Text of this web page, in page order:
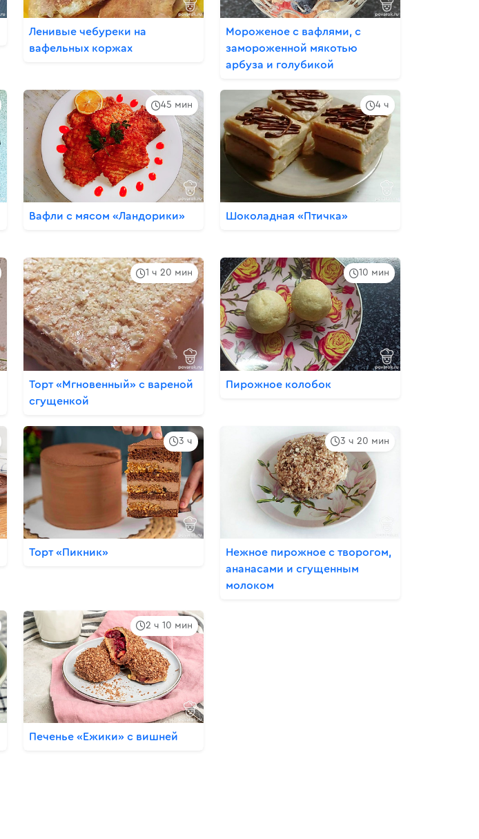
Ленивые чебуреки на
вафельных коржах
Мороженое с вафлями, с
замороженной мякотью
арбуза и голубикой
45 мин
Вафли с мясом «Ландорики»
4 ч
Шоколадная «Птичка»
1 ч 20 мин
Торт «Мгновенный» с вареной
сгущенкой
10 мин
Пирожное колобок
3 ч
Торт «Пикник»
3 ч 20 мин
Нежное пирожное с творогом,
ананасами и сгущенным
молоком
2 ч 10 мин
Печенье «Ежики» с вишней